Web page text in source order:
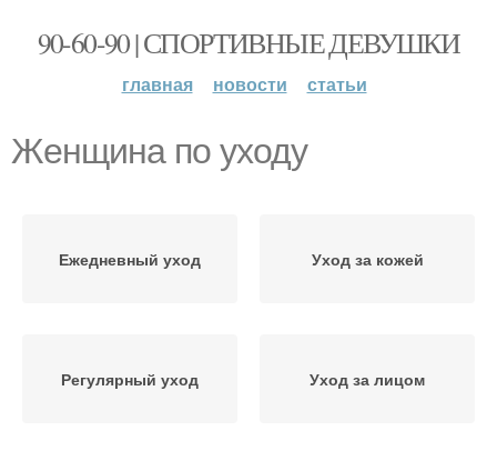
90-60-90 | СПОРТИВНЫЕ ДЕВУШКИ
главная новости статьи
Женщина по уходу
Ежедневный уход Уход за кожей
Регулярный уход Уход за лицом